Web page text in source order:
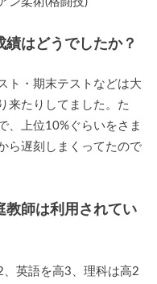
はどうでしたか？
ト・期末テストなどは大
来たりしてました。た
、上位10%ぐらいをさま
ら遅刻しまくってたので
教師は利用されてい
英語を高3、理科は高2